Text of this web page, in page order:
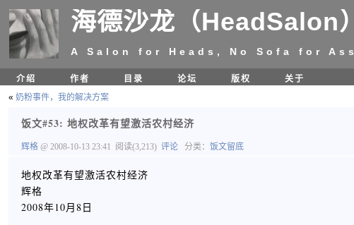
海德沙龙（HeadSalon）
A Salon for Heads, No Sofa for Ass
介绍
作者 目录 论坛 版权 关于
« 奶粉事件，我的解决方案
饭文#53: 地权改革有望激活农村经济
辉格 @ 2008-10-13 23:41 阅读(3,213) 评论 分类： 饭文留底
地权改革有望激活农村经济
辉格
2008年10月8日